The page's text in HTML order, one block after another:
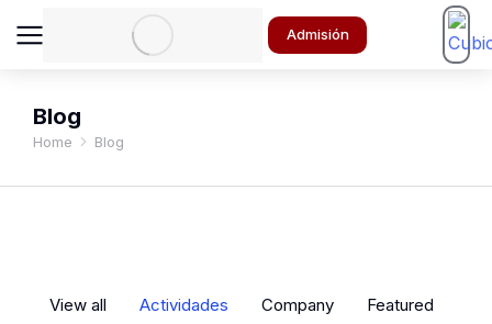
Admisión
Blog
You are here:
Home Blog
View all Actividades Company
Featured